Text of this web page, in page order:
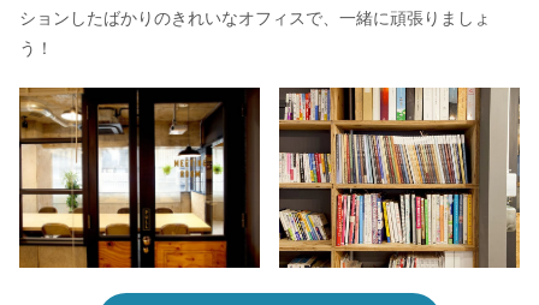
ションしたばかりのきれいなオフィスで、一緒に頑張りましょ
う！